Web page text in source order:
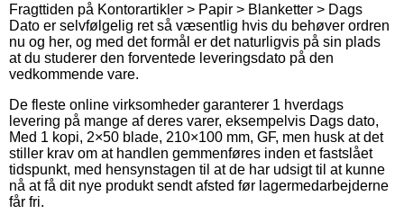
Fragttiden på Kontorartikler > Papir > Blanketter > Dags
Dato er selvfølgelig ret så væsentlig hvis du behøver ordren
nu og her, og med det formål er det naturligvis på sin plads
at du studerer den forventede leveringsdato på den
vedkommende vare.
De fleste online virksomheder garanterer 1 hverdags
levering på mange af deres varer, eksempelvis Dags dato,
Med 1 kopi, 2×50 blade, 210×100 mm, GF, men husk at det
stiller krav om at handlen gemmenføres inden et fastslået
tidspunkt, med hensynstagen til at de har udsigt til at kunne
nå at få dit nye produkt sendt afsted før lagermedarbejderne
får fri.